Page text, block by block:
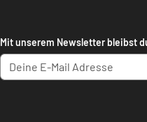
Mit unserem Newsletter bleibst